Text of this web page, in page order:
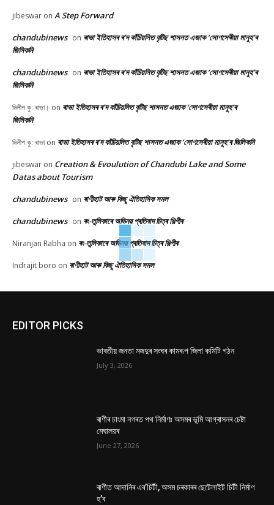
jibeswar on A Step Forward
chandubinews on ৰাভা ইতিহাসৰ ৰ’দ কাঁচিয়লিত বৃটিছ শাসনত এজাক ‘সোণসেৰীয়া মানুহ’ৰ
জিলিকনি
chandubinews on ৰাভা ইতিহাসৰ ৰ’দ কাঁচিয়লিত বৃটিছ শাসনত এজাক ‘সোণসেৰীয়া মানুহ’ৰ
জিলিকনি
দিলীপ কু: ৰাভা। on ৰাভা ইতিহাসৰ ৰ’দ কাঁচিয়লিত বৃটিছ শাসনত এজাক ‘সোণসেৰীয়া মানুহ’ৰ
জিলিকনি
দিলীপ কু: ৰাভাon ৰাভা ইতিহাসৰ ৰ’দ কাঁচিয়লিত বৃটিছ শাসনত এজাক ‘সোণসেৰীয়া মানুহ’ৰ জিলিকনি
jibeswar on Creation & Evoulution of Chandubi Lake and Some
Datas about Tourism
chandubinews on ৰাণীহাট আৰু কিছু ঐতিহাসিক সমল
chandubinews on ৰং-তুলিকাৰে অভিনৱ প্ৰতিবাদ চিত্ৰ শিল্পীৰ
Niranjan Rabha on ৰং-তুলিকাৰে অভিনৱ প্ৰতিবাদ চিত্ৰ শিল্পীৰ
Indrajit boro on ৰাণীহাট আৰু কিছু ঐতিহাসিক সমল
EDITOR PICKS
ভাৰতীয় জনতা মজদুৰ সংঘৰ কামৰূপ জিলা কমিটি গঠন
July 3, 2026
ৰাণীৰ চাংমা নগৰত পথ নিৰ্মাণঃ অসমৰ ভূমি আগ্ৰাসনৰ চেষ্টা
মেঘালয়ৰ
June 27, 2026
ৰাণীত আদানিৰ এৰ’চিটী, অসম চৰকাৰৰ ছেটেলাইট চিটী নিৰ্মাণ
হ’ব